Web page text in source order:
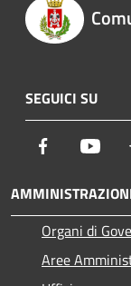
SEGUICI SU
Facebook
Organi di
Aree